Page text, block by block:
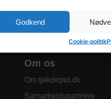
Godkend
Cookie-politik
Om os
Om tjekdepot.dk
Samarbejdspartnere